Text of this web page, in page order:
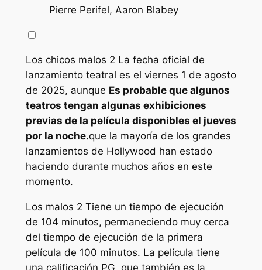
Pierre Perifel, Aaron Blabey
Los chicos malos 2 La fecha oficial de
lanzamiento teatral es el viernes 1 de agosto
de 2025, aunque Es probable que algunos
teatros tengan algunas exhibiciones
previas de la película disponibles el jueves
por la noche.que la mayoría de los grandes
lanzamientos de Hollywood han estado
haciendo durante muchos años en este
momento.
Los malos 2 Tiene un tiempo de ejecución
de 104 minutos, permaneciendo muy cerca
del tiempo de ejecución de la primera
película de 100 minutos. La película tiene